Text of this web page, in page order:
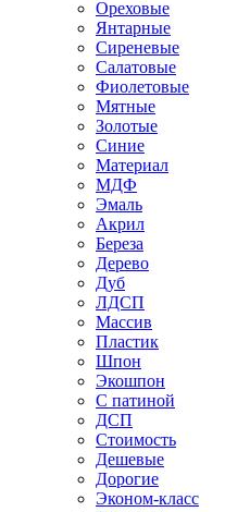
Ореховые
Янтарные
Сиреневые
Салатовые
Фиолетовые
Мятные
Золотые
Синие
Материал
МДФ
Эмаль
Акрил
Береза
Дерево
Дуб
ЛДСП
Массив
Пластик
Шпон
Экошпон
С патиной
ДСП
Стоимость
Дешевые
Дорогие
Эконом-класс